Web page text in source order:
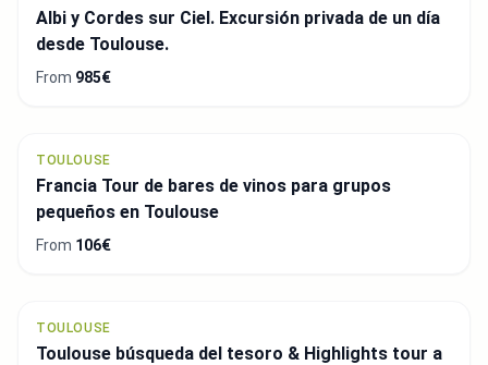
Albi y Cordes sur Ciel. Excursión privada de un día
desde Toulouse.
From 985€
TOULOUSE
Francia Tour de bares de vinos para grupos
pequeños en Toulouse
From 106€
TOULOUSE
Toulouse búsqueda del tesoro & Highlights tour a